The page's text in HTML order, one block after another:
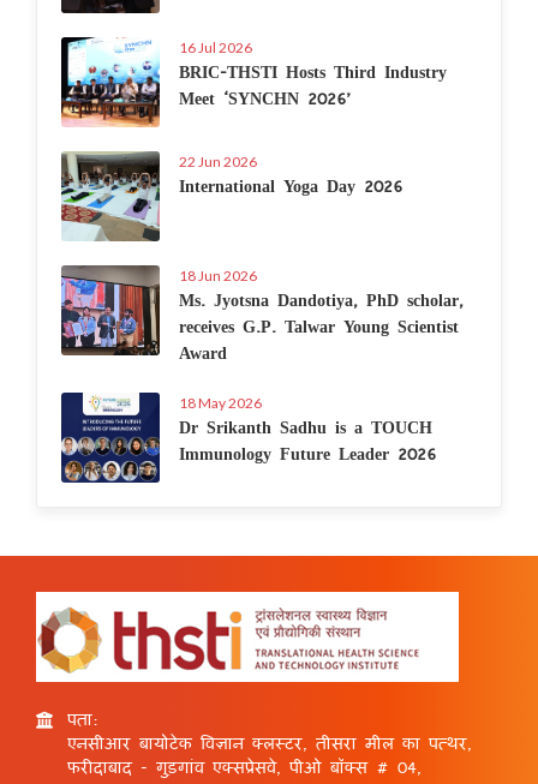
16 Jul 2026
BRIC-THSTI Hosts Third Industry
Meet ‘SYNCHN 2026’
22 Jun 2026
International Yoga Day 2026
18 Jun 2026
Ms. Jyotsna Dandotiya, PhD scholar,
receives G.P. Talwar Young Scientist
Award
18 May 2026
Dr Srikanth Sadhu is a TOUCH
Immunology Future Leader 2026
पता:
एनसीआर बायोटेक विज्ञान क्लस्टर, तीसरा मील का पत्थर,
फरीदाबाद - गुड़गांव एक्सप्रेसवे, पीओ बॉक्स # 04,